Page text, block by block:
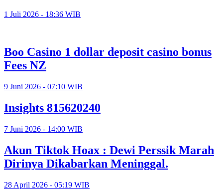
1 Juli 2026 - 18:36 WIB
Boo Casino 1 dollar deposit casino bonus
Fees NZ
9 Juni 2026 - 07:10 WIB
Insights 815620240
7 Juni 2026 - 14:00 WIB
Akun Tiktok Hoax : Dewi Perssik Marah
Dirinya Dikabarkan Meninggal.
28 April 2026 - 05:19 WIB